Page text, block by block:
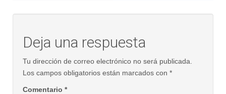
Deja una respuesta
Tu dirección de correo electrónico no será publicada.
Los campos obligatorios están marcados con *
Comentario *